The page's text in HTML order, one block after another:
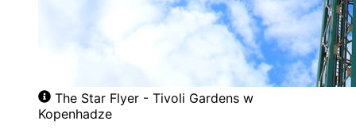
The Star Flyer - Tivoli Gardens w
Kopenhadze